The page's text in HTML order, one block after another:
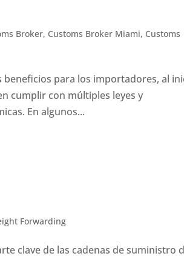
Broker, Customs Broker Miami, Customs
para los importadores, al
cumplir con múltiples leyes y
En algunos...
Forwarding
clave de las cadenas de suministro